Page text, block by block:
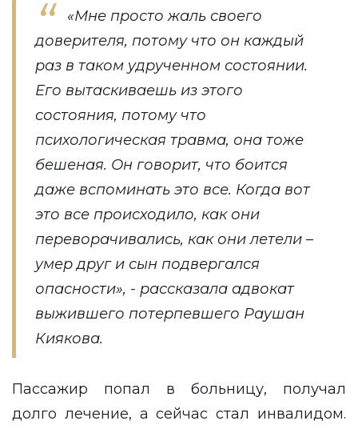
«Мне просто жаль своего
доверителя, потому что он каждый
раз в таком удрученном состоянии.
Его вытаскиваешь из этого
состояния, потому что
психологическая травма, она тоже
бешеная. Он говорит, что боится
даже вспоминать это все. Когда вот
это все происходило, как они
переворачивались, как они летели –
умер друг и сын подвергался
опасности», - рассказала адвокат
выжившего потерпевшего Раушан
Киякова.
Пассажир попал в больницу, получал
долго лечение, а сейчас стал инвалидом.